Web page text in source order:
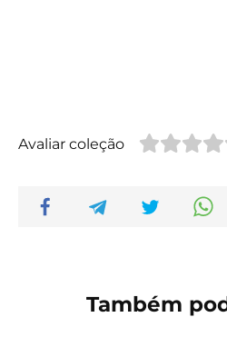
Avaliar coleção
Também